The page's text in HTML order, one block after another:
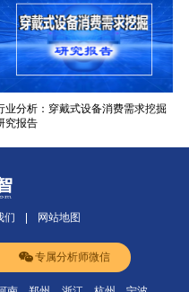
业分析：穿戴式设备消费需求挖掘
究报告
们 网站地图
专属分析师微信